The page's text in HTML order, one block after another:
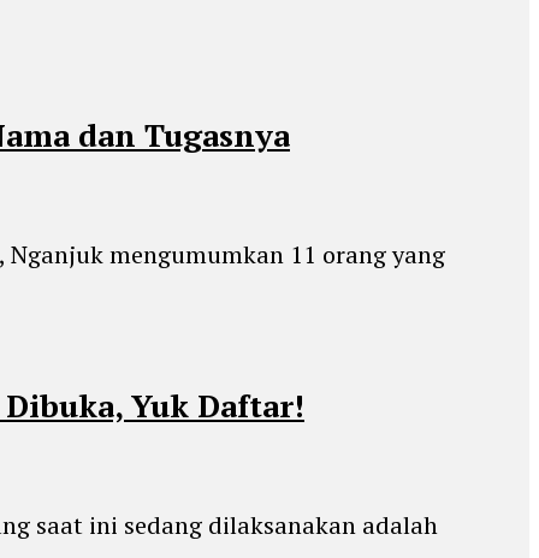
dan Tugasnya
mengumumkan 11 orang yang
Yuk Daftar!
saat ini sedang dilaksanakan adalah